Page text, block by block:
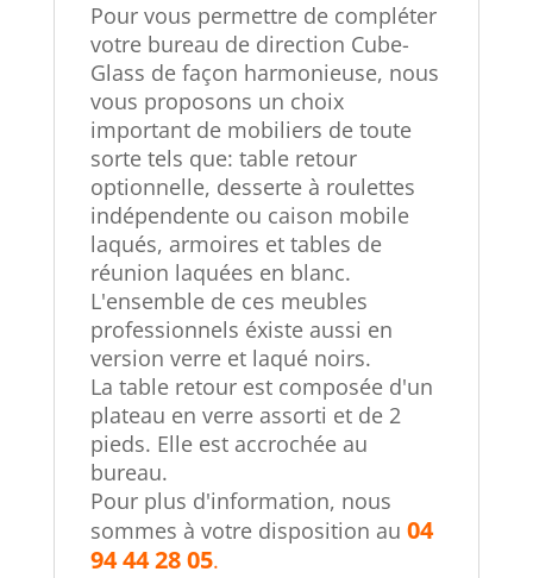
Pour vous permettre de compléter
votre bureau de direction Cube-
Glass de façon harmonieuse, nous
vous proposons un choix
important de mobiliers de toute
sorte tels que: table retour
optionnelle, desserte à roulettes
indépendente ou caison mobile
laqués, armoires et tables de
réunion laquées en blanc.
L'ensemble de ces meubles
professionnels éxiste aussi en
version verre et laqué noirs.
La table retour est composée d'un
plateau en verre assorti et de 2
pieds. Elle est accrochée au
bureau.
Pour plus d'information, nous
sommes à votre disposition au 04
94 44 28 05.